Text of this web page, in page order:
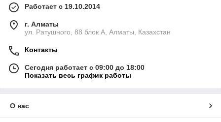
Работает с 19.10.2014
г. Алматы
ул. Ратушного, 88 блок A, Алматы, Казахстан
Контакты
Сегодня работает с 09:00 до 18:00
Показать весь график работы
О нас